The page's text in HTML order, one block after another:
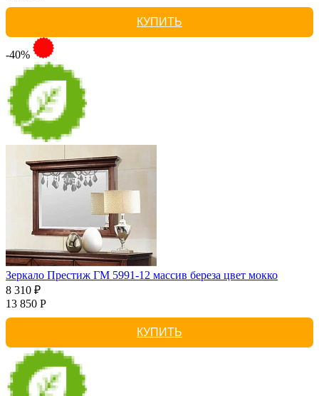
КУПИТЬ
-40%
Зеркало Престиж ГМ 5991-12 массив береза цвет мокко
8 310 ₽
13 850 Р
КУПИТЬ